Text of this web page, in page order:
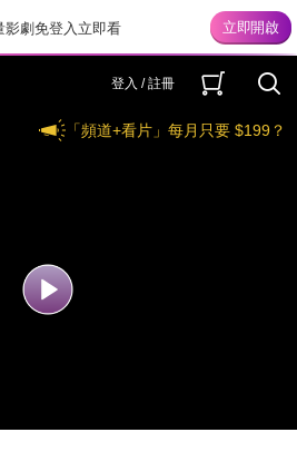
劇免登入立即看
登入 / 註冊
「頻道+看片」每月只要 $199？